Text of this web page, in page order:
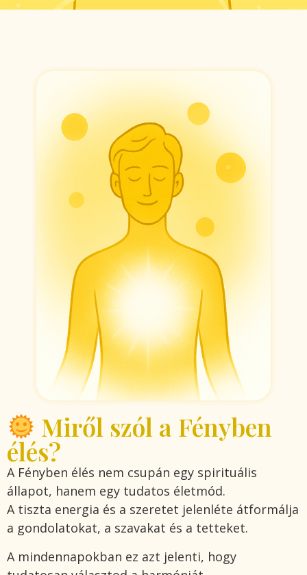
Miről szól a Fényben
élés?
A Fényben élés nem csupán egy spirituális
állapot, hanem egy tudatos életmód.
A tiszta energia és a szeretet jelenléte átformálja
a gondolatokat, a szavakat és a tetteket.
A mindennapokban ez azt jelenti, hogy